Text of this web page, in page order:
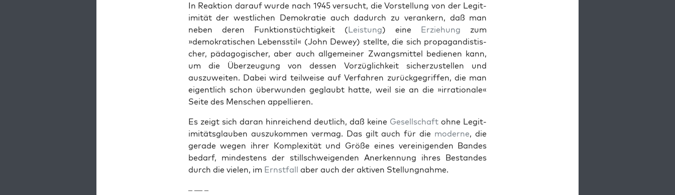
In Reak­tion darauf wurde nach 1945 ver­sucht, die Vorstel­lung von der Legit­
im­ität der west­lichen Demokratie auch dadurch zu ver­ankern, daß man
neben deren Funk­tion­stüchtigkeit (Leis­tung) eine Erziehung zum
»demokratis­chen Lebensstil« (John Dewey) stellte, die sich pro­pa­gan­dis­tis­
ch­er, päd­a­gogis­ch­er, aber auch all­ge­mein­er Zwangsmit­tel bedi­enen kann,
um die Überzeu­gung von dessen Vorzüglichkeit sicherzustellen und
auszuweit­en. Dabei wird teil­weise auf Ver­fahren zurück­ge­grif­f­en, die man
eigentlich schon über­wun­den geglaubt hat­te, weil sie an die »irra­tionale«
Seite des Men­schen appel­lieren.
Es zeigt sich daran hin­re­ichend deut­lich, daß keine Gesellschaft ohne Legit­
im­itäts­glauben auszukom­men ver­mag. Das gilt auch für die mod­erne, die
ger­ade wegen ihrer Kom­plex­ität und Größe eines vere­ini­gen­den Ban­des
bedarf, min­destens der stillschweigen­den Anerken­nung ihres Bestandes
durch die vie­len, im Ern­st­fall aber auch der aktiv­en Stel­lung­nahme.
– — –